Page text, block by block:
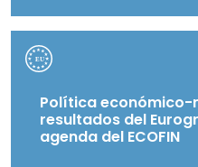
Política
resultados del
agenda del ECOFIN